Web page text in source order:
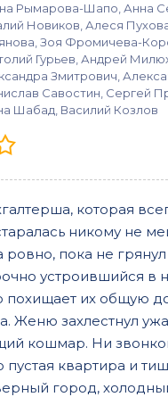
Рымарова-Шапо, Анна
Новиков, Алеся
Зоя Фромичева-
Гурьев, Андрей
Змитрович,
Савостин, Сергей
Шабад, Василий Козлов
которая
никому не
пока не
устроившийся в
похищает их общую
Женю захлестнул
кошмар. Ни
пустая квартира и
город,